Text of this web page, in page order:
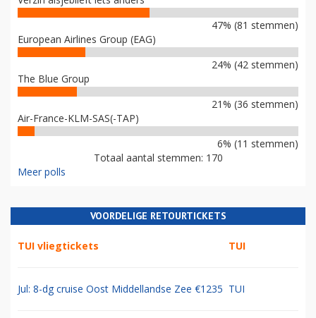
47% (81 stemmen)
European Airlines Group (EAG)
24% (42 stemmen)
The Blue Group
21% (36 stemmen)
Air-France-KLM-SAS(-TAP)
6% (11 stemmen)
Totaal aantal stemmen: 170
Meer polls
VOORDELIGE RETOURTICKETS
TUI vliegtickets TUI
Jul: 8-dg cruise Oost Middellandse Zee €1235 TUI